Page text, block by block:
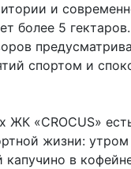
и
более 5 гектаров.
спортом и
ЖК «CROCUS»
жизни:
в